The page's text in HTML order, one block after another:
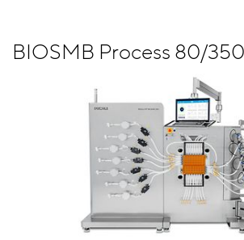
BIOSMB Process 80/350